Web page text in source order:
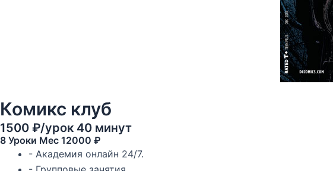
Комикс клуб
1500 ₽/урок 40 минут
8 Уроки Mec 12000 ₽
- Академия онлайн 24/7.